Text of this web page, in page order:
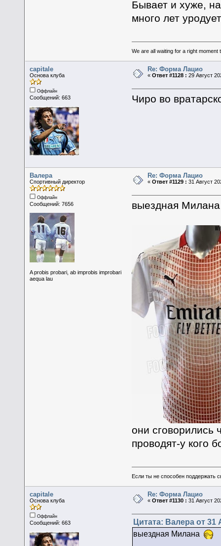
Бывает и хуже,
много лет
We are all waiting for a right moment
capitale
Основа клуба
Оффлайн
Сообщений: 663
Re: Форма Лацио
«Ответ #1128 : 29 Август
Чиро во
Валера
Спортивный директор
Оффлайн
Сообщений: 7656
A probis probari, ab improbis improbari
aequa lau
Re: Форма Лацио
«Ответ #1129 : 31 Август
выездная
они сговорились
проводят-у кого
Если ты не способен поддержать
capitale
Основа клуба
Оффлайн
Сообщений: 663
Re: Форма Лацио
«Ответ #1130 : 31 Август
Цитата: Валера от 31
выездная Милана